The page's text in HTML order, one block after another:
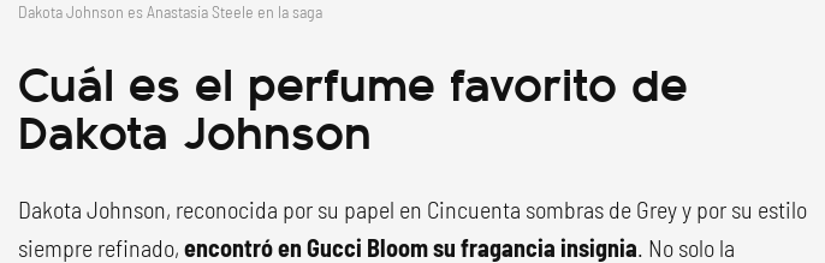
Dakota Johnson es Anastasia Steele en la saga
Cuál es el perfume favorito de
Dakota Johnson
Dakota Johnson, reconocida por su papel en Cincuenta sombras de Grey y por su estilo
siempre refinado, encontró en Gucci Bloom su fragancia insignia. No solo la